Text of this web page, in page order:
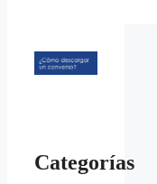
Categorías